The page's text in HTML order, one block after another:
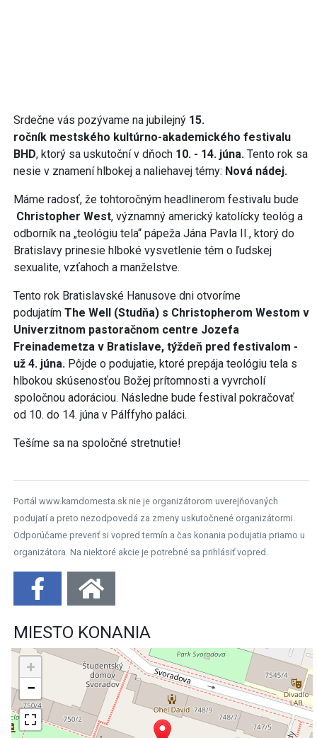
Srdečne vás pozývame na jubilejný 15.
ročník mestského kultúrno-akademického festivalu
BHD, ktorý sa uskutoční v dňoch 10. - 14. júna. Tento rok sa
nesie v znamení hlbokej a naliehavej témy: Nová nádej.
Máme radosť, že tohtoročným headlinerom festivalu bude
Christopher West, významný americký katolícky teológ a
odborník na „teológiu tela“ pápeža Jána Pavla II., ktorý do
Bratislavy prinesie hlboké vysvetlenie tém o ľudskej
sexualite, vzťahoch a manželstve.
Tento rok Bratislavské Hanusove dni otvoríme
podujatím The Well (Studňa) s Christopherom Westom v
Univerzitnom pastoračnom centre Jozefa
Freinademetza v Bratislave, týždeň pred festivalom -
už 4. júna. Pôjde o podujatie, ktoré prepája teológiu tela s
hlbokou skúsenosťou Božej prítomnosti a vyvrcholí
spoločnou adoráciou. Následne bude festival pokračovať
od 10. do 14. júna v Pálffyho paláci.
Tešíme sa na spoločné stretnutie!
Portál www.kamdomesta.sk nie je organizátorom uverejňovaných
podujatí a preto nezodpovedá za zmeny uskutočnené organizátormi.
Odporúčame preveriť si vopred termín a čas konania podujatia priamo u
organizátora. Na niektoré akcie je potrebné sa prihlásiť vopred.
MIESTO KONANIA
+
−